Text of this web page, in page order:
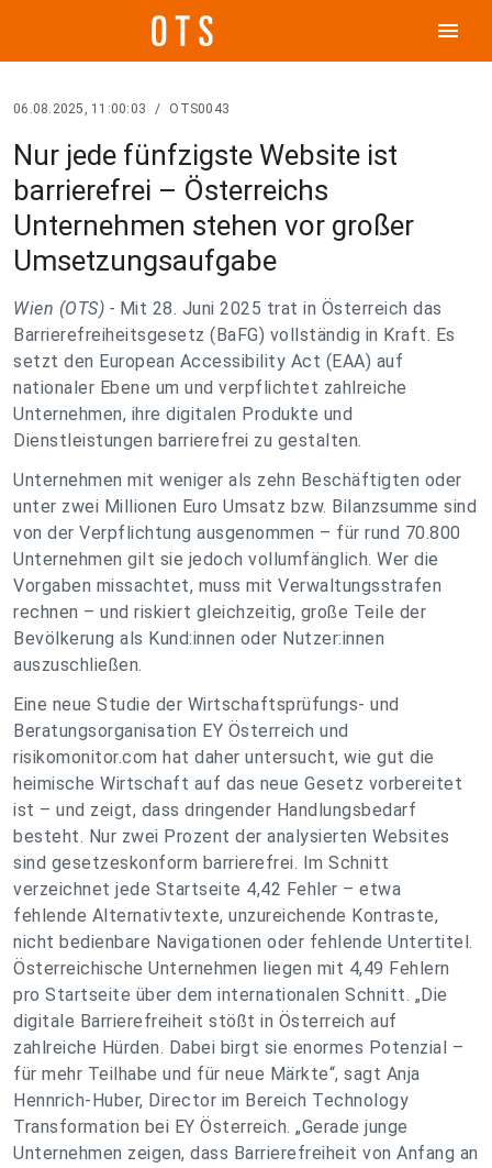
menu
06.08.2025, 11:00:03 / OTS0043
Nur jede fünfzigste Website ist
barrierefrei – Österreichs
Unternehmen stehen vor großer
Umsetzungsaufgabe
Wien (OTS) - Mit 28. Juni 2025 trat in Österreich das
Barrierefreiheitsgesetz (BaFG) vollständig in Kraft. Es
setzt den European Accessibility Act (EAA) auf
nationaler Ebene um und verpflichtet zahlreiche
Unternehmen, ihre digitalen Produkte und
Dienstleistungen barrierefrei zu gestalten.
Unternehmen mit weniger als zehn Beschäftigten oder
unter zwei Millionen Euro Umsatz bzw. Bilanzsumme sind
von der Verpflichtung ausgenommen – für rund 70.800
Unternehmen gilt sie jedoch vollumfänglich. Wer die
Vorgaben missachtet, muss mit Verwaltungsstrafen
rechnen – und riskiert gleichzeitig, große Teile der
Bevölkerung als Kund:innen oder Nutzer:innen
auszuschließen.
Eine neue Studie der Wirtschaftsprüfungs- und
Beratungsorganisation EY Österreich und
risikomonitor.com hat daher untersucht, wie gut die
heimische Wirtschaft auf das neue Gesetz vorbereitet
ist – und zeigt, dass dringender Handlungsbedarf
besteht. Nur zwei Prozent der analysierten Websites
sind gesetzeskonform barrierefrei. Im Schnitt
verzeichnet jede Startseite 4,42 Fehler – etwa
fehlende Alternativtexte, unzureichende Kontraste,
nicht bedienbare Navigationen oder fehlende Untertitel.
Österreichische Unternehmen liegen mit 4,49 Fehlern
pro Startseite über dem internationalen Schnitt. „Die
digitale Barrierefreiheit stößt in Österreich auf
zahlreiche Hürden. Dabei birgt sie enormes Potenzial –
für mehr Teilhabe und für neue Märkte“, sagt Anja
Hennrich-Huber, Director im Bereich Technology
Transformation bei EY Österreich. „Gerade junge
Unternehmen zeigen, dass Barrierefreiheit von Anfang an